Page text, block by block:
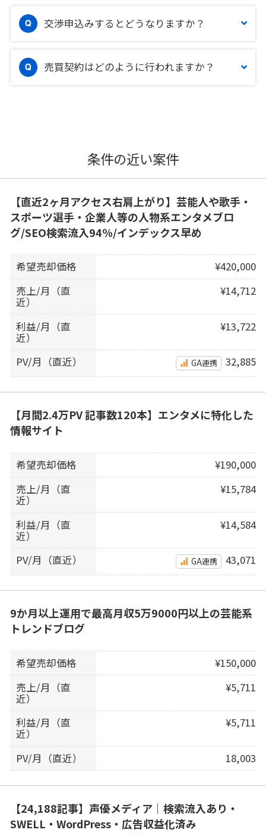
交渉申込みするとどうなりますか？
売買契約はどのように行われますか？
条件の近い案件
【直近2ヶ月アクセス右肩上がり】芸能人や歌手・
スポーツ選手・企業人等の人物系エンタメブロ
グ/SEO検索流入94％/インデックス早め
希望売却価格
¥420,000
売上/月（直
近）
¥14,712
利益/月（直
近）
¥13,722
PV/月（直近） GA連携 32,885
【月間2.4万PV 記事数120本】エンタメに特化した
情報サイト
希望売却価格
¥190,000
売上/月（直
近）
¥15,784
利益/月（直
近）
¥14,584
PV/月（直近） GA連携 43,071
9か月以上運用で最高月収5万9000円以上の芸能系
トレンドブログ
希望売却価格
¥150,000
売上/月（直
近）
¥5,711
利益/月（直
近）
¥5,711
PV/月（直近） 18,003
【24,188記事】声優メディア｜検索流入あり・
SWELL・WordPress・広告収益化済み